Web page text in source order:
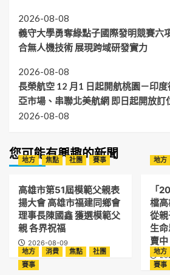
2026-08-08
義守大學勇奪綠點子國際發明競賽六
合無人機技術 展現跨域研發實力
2026-08-08
長榮航空 12 月1 日起開航桃園－印
亞市場、串聯北美航網 即日起開放訂
2026-08-08
您可能有興趣的新聞
地方 焦點 社團 賽事
高雄市第51屆模範父親表
揚大會 高雄市福建同鄉會
理事長陳國鑫 獲選模範父
親 各界祝福
2026-08-09
地方
「
檔
從
生
賣中
地方 消費 焦點
社團
賽事
地方
賽事